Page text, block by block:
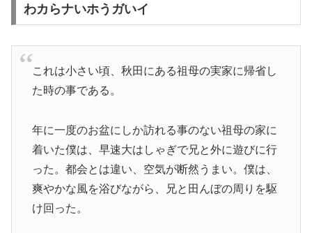
わカらナいホうガいイ
これは小さい頃、秋田にある祖母の実家に帰省し
た時の事である。
年に一度のお盆にしか訪れる事のない祖母の家に
着いた僕は、早速大はしゃぎで兄と外に遊びに行
った。都会とは違い、空気が断然うまい。僕は、
爽やかな風を浴びながら、兄と田んぼの周りを駆
け回った。